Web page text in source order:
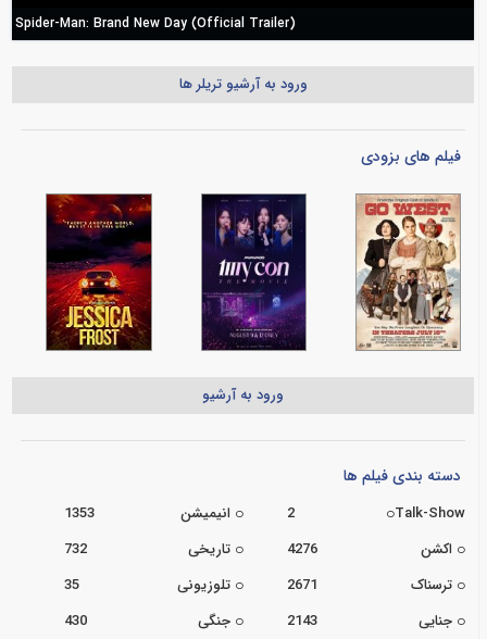
Spider-Man: Brand New Day (Official Trailer)
ورود به آرشیو تریلر ها
فیلم های بزودی
ورود به آرشیو
دسته بندی فیلم ها
Talk-Show
2 انیمیشن
1353
اکشن
4276 تاریخی
732
ترسناک
2671 تلوزیونی
35
جنایی
2143 جنگی
430